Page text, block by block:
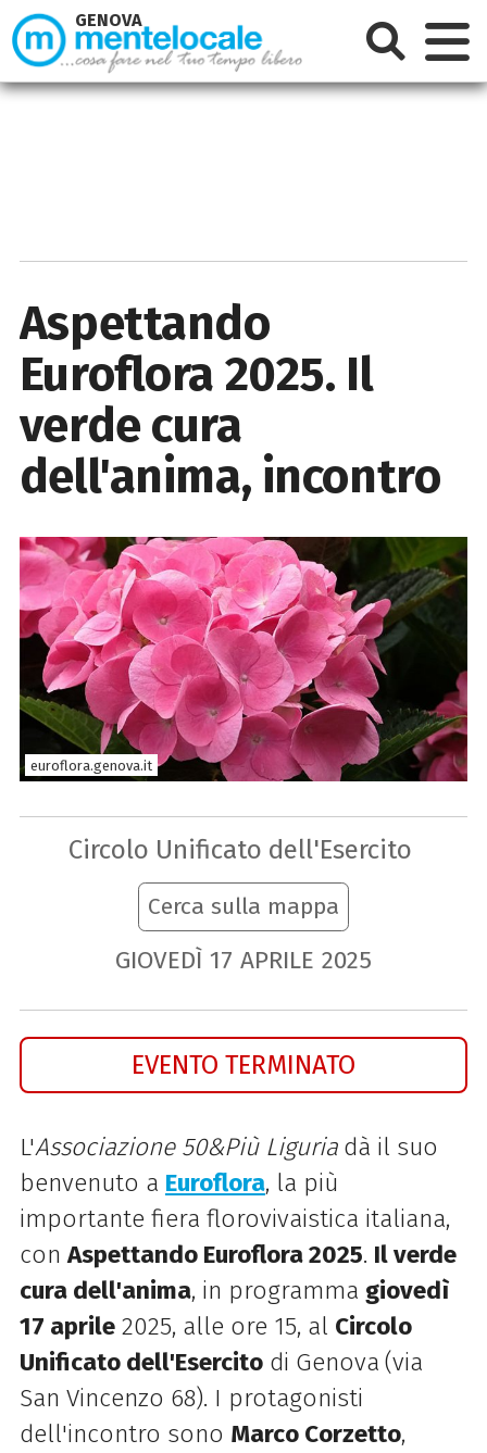
Aspettando
Euroflora 2025. Il
verde cura
dell'anima, incontro
euroflora.genova.it
Circolo Unificato dell'Esercito
Cerca sulla mappa
GIOVEDÌ 17 APRILE 2025
EVENTO TERMINATO
L'Associazione 50&Più Liguria dà il suo
benvenuto a Euroflora, la più
importante fiera florovivaistica italiana,
conAspettando Euroflora 2025. Il verde
cura dell'anima, in programma giovedì
17 aprile2025, alle ore 15, al Circolo
Unificato dell'Esercitodi Genova (via
San Vincenzo 68). I protagonisti
dell'incontro sono Marco Corzetto,
GENOVA